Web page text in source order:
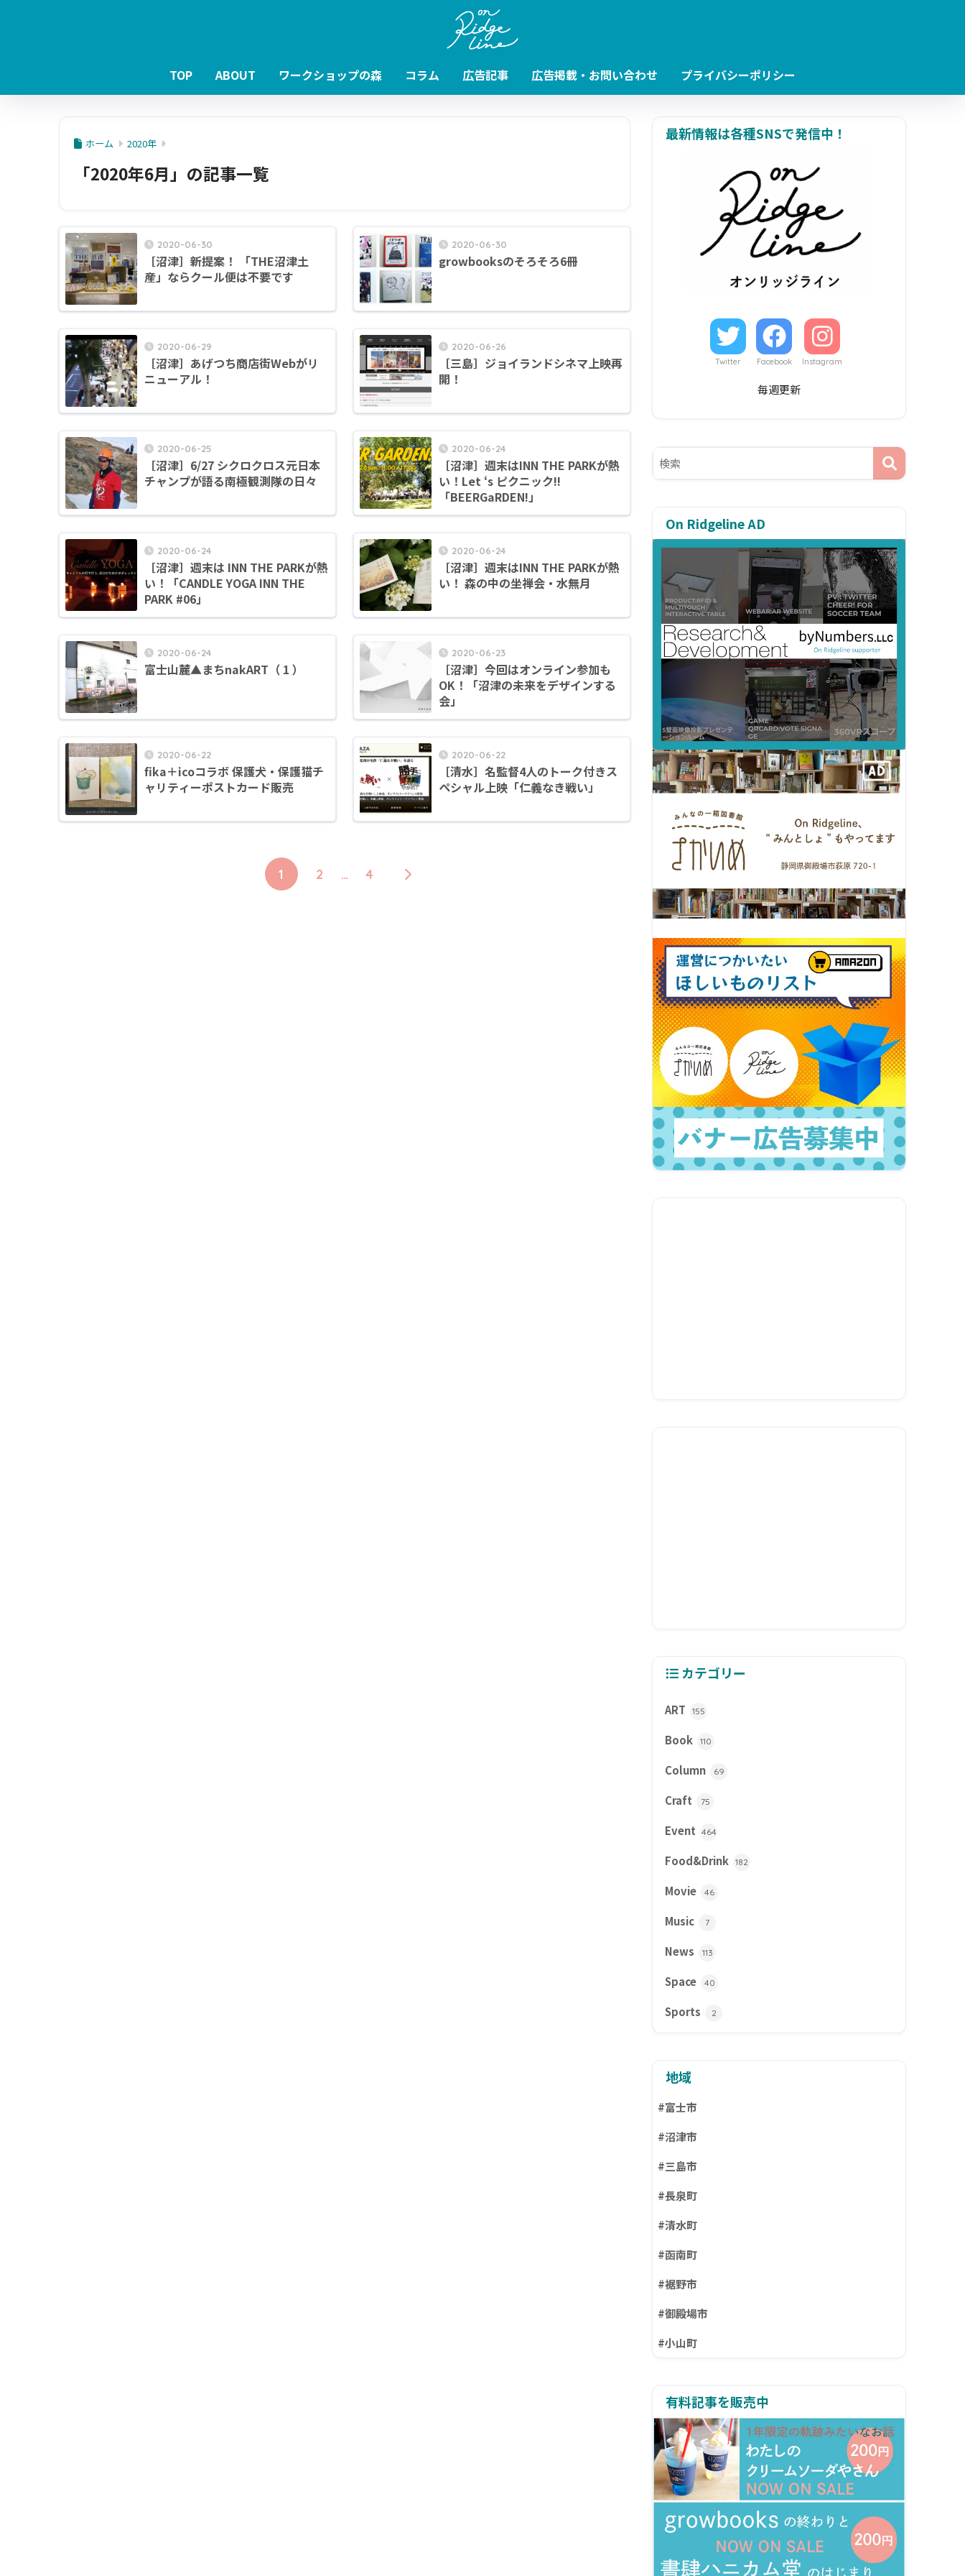
TOP ABOUT ワークショップの森 コラム 広告記事 広告掲載・お問い合わせ プライバシーポリシー
ホーム 2020年
「2020年6月」の記事一覧
2020-06-30
［沼津］新提案！ 「THE沼津土
産」ならクール便は不要です
2020-06-30
growbooksのそろそろ6冊
2020-06-29
［沼津］あげつち商店街Webがリ
ニューアル！
2020-06-26
［三島］ジョイランドシネマ上映再
開！
2020-06-25
［沼津］6/27 シクロクロス元日本
チャンプが語る南極観測隊の日々
2020-06-24
［沼津］週末はINN THE PARKが熱
い！Let ‘s ピクニック!!
「BEERGaRDEN!」
2020-06-24
［沼津］週末は INN THE PARKが熱
い！「CANDLE YOGA INN THE
PARK #06」
2020-06-24
［沼津］週末はINN THE PARKが熱
い！ 森の中の坐禅会・水無月
2020-06-24
富士山麓▲まちnakART（ 1 ）
2020-06-23
［沼津］今回はオンライン参加も
OK！「沼津の未来をデザインする
会」
2020-06-22
fika＋icoコラボ 保護犬・保護猫チ
ャリティーポストカード販売
2020-06-22
［清水］名監督4人のトーク付きス
ペシャル上映「仁義なき戦い」
1 2 … 4
最新情報は各種SNSで発信中！
Twitter Facebook Instagram
毎週更新
On Ridgeline AD
カテゴリー
ART 155
Book 110
Column 69
Craft 75
Event 464
Food&Drink 182
Movie 46
Music 7
News 113
Space 40
Sports 2
地域
#富士市
#沼津市
#三島市
#長泉町
#清水町
#函南町
#裾野市
#御殿場市
#小山町
有料記事を販売中